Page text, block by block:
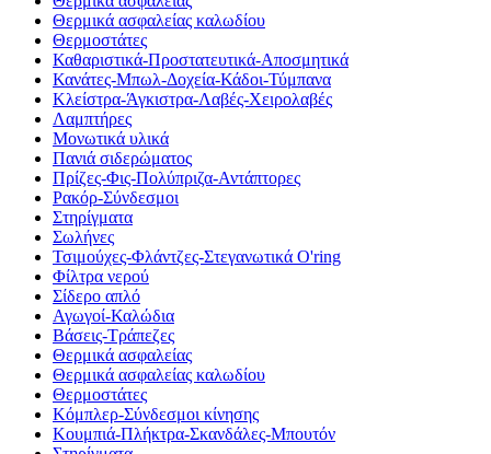
Θερμικά ασφαλείας καλωδίου
Θερμοστάτες
Καθαριστικά-Προστατευτικά-Αποσμητικά
Κανάτες-Μπωλ-Δοχεία-Κάδοι-Τύμπανα
Κλείστρα-Άγκιστρα-Λαβές-Χειρολαβές
Λαμπτήρες
Μονωτικά υλικά
Πανιά σιδερώματος
Πρίζες-Φις-Πολύπριζα-Αντάπτορες
Ρακόρ-Σύνδεσμοι
Στηρίγματα
Σωλήνες
Τσιμούχες-Φλάντζες-Στεγανωτικά O'ring
Φίλτρα νερού
Σίδερο απλό
Αγωγοί-Καλώδια
Βάσεις-Τράπεζες
Θερμικά ασφαλείας
Θερμικά ασφαλείας καλωδίου
Θερμοστάτες
Κόμπλερ-Σύνδεσμοι κίνησης
Κουμπιά-Πλήκτρα-Σκανδάλες-Μπουτόν